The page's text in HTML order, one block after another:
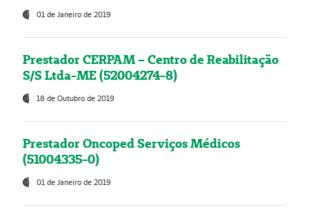
01 de Janeiro de 2019
Prestador CERPAM – Centro de Reabilitação
S/S Ltda-ME (52004274-8)
18 de Outubro de 2019
Prestador Oncoped Serviços Médicos
(51004335-0)
01 de Janeiro de 2019